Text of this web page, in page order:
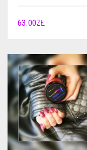
63.00ZŁ